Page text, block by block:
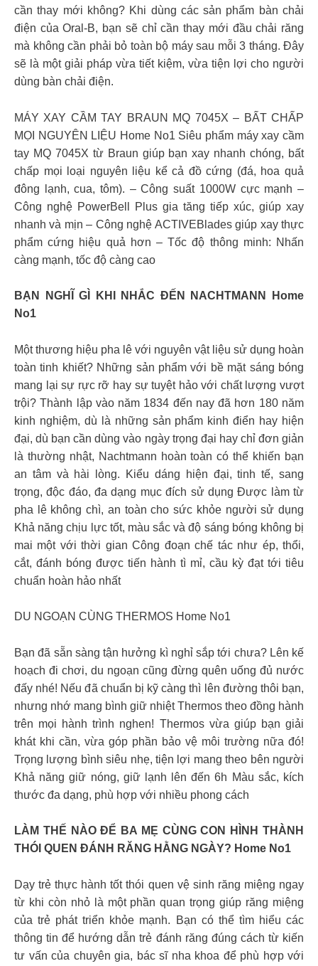
cần thay mới không? Khi dùng các sản phẩm bàn chải
điện của Oral-B, bạn sẽ chỉ cần thay mới đầu chải răng
mà không cần phải bỏ toàn bộ máy sau mỗi 3 tháng. Đây
sẽ là một giải pháp vừa tiết kiệm, vừa tiện lợi cho người
dùng bàn chải điện.
MÁY XAY CẦM TAY BRAUN MQ 7045X – BẤT CHẤP
MỌI NGUYÊN LIỆU Home No1 Siêu phẩm máy xay cầm
tay MQ 7045X từ Braun giúp bạn xay nhanh chóng, bất
chấp mọi loại nguyên liệu kể cả đồ cứng (đá, hoa quả
đông lạnh, cua, tôm). – Công suất 1000W cực mạnh –
Công nghệ PowerBell Plus gia tăng tiếp xúc, giúp xay
nhanh và mịn – Công nghệ ACTIVEBlades giúp xay thực
phẩm cứng hiệu quả hơn – Tốc độ thông minh: Nhấn
càng mạnh, tốc độ càng cao
BẠN NGHĨ GÌ KHI NHẮC ĐẾN NACHTMANN Home
No1
Một thương hiệu pha lê với nguyên vật liệu sử dụng hoàn
toàn tinh khiết? Những sản phẩm với bề mặt sáng bóng
mang lại sự rực rỡ hay sự tuyệt hảo với chất lượng vượt
trội? Thành lập vào năm 1834 đến nay đã hơn 180 năm
kinh nghiệm, dù là những sản phẩm kinh điển hay hiện
đại, dù bạn cần dùng vào ngày trọng đại hay chỉ đơn giản
là thường nhật, Nachtmann hoàn toàn có thể khiến bạn
an tâm và hài lòng. Kiểu dáng hiện đại, tinh tế, sang
trọng, độc đáo, đa dạng mục đích sử dụng Được làm từ
pha lê không chì, an toàn cho sức khỏe người sử dụng
Khả năng chịu lực tốt, màu sắc và độ sáng bóng không bị
mai một với thời gian Công đoạn chế tác như ép, thổi,
cắt, đánh bóng được tiến hành tì mỉ, cầu kỳ đạt tới tiêu
chuẩn hoàn hảo nhất
DU NGOẠN CÙNG THERMOS Home No1
Bạn đã sẵn sàng tận hưởng kì nghỉ sắp tới chưa? Lên kế
hoạch đi chơi, du ngoạn cũng đừng quên uống đủ nước
đấy nhé! Nếu đã chuẩn bị kỹ càng thì lên đường thôi bạn,
nhưng nhớ mang bình giữ nhiệt Thermos theo đồng hành
trên mọi hành trình nghen! Thermos vừa giúp bạn giải
khát khi cần, vừa góp phần bảo vệ môi trường nữa đó!
Trọng lượng bình siêu nhẹ, tiện lợi mang theo bên người
Khả năng giữ nóng, giữ lạnh lên đến 6h Màu sắc, kích
thước đa dạng, phù hợp với nhiều phong cách
LÀM THẾ NÀO ĐỂ BA MẸ CÙNG CON HÌNH THÀNH
THÓI QUEN ĐÁNH RĂNG HẰNG NGÀY? Home No1
Dạy trẻ thực hành tốt thói quen vệ sinh răng miệng ngay
từ khi còn nhỏ là một phần quan trọng giúp răng miệng
của trẻ phát triển khỏe mạnh. Bạn có thể tìm hiểu các
thông tin để hướng dẫn trẻ đánh răng đúng cách từ kiến
tư vấn của chuyên gia, bác sĩ nha khoa để phù hợp với